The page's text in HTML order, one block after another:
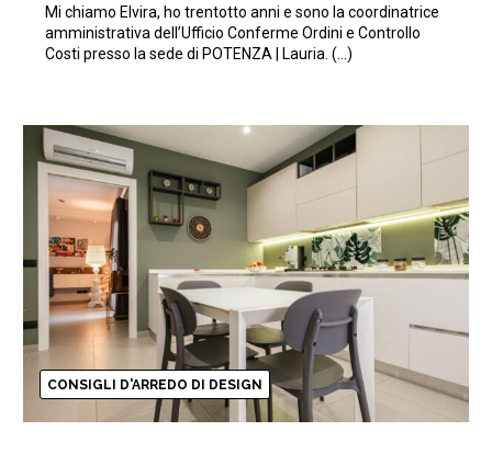
Mi chiamo Elvira, ho trentotto anni e sono la coordinatrice
amministrativa dell’Ufficio Conferme Ordini e Controllo
Costi presso la sede di POTENZA | Lauria. (…)
CONSIGLI D'ARREDO DI DESIGN